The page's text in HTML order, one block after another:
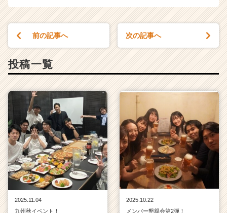
前の記事へ 次の記事へ
投稿一覧
2025.11.04
九州秋イベント！
2025.10.22
メンバー懇親会第2弾！